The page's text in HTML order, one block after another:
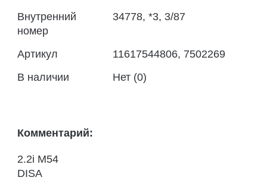
Внутренний
номер
34778, *3, 3/87
Артикул
11617544806, 7502269
В наличии
Нет (0)
Комментарий:
2.2i M54
DISA